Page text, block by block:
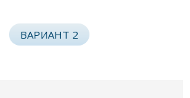
ВАРИАНТ 2